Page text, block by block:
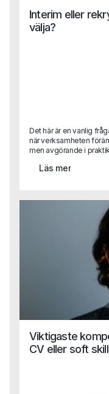
Interim eller
välja?
Det här är en vanlig
när verksamheten
men avgörande i
bygger för
Läs mer
Viktigaste
CV eller soft